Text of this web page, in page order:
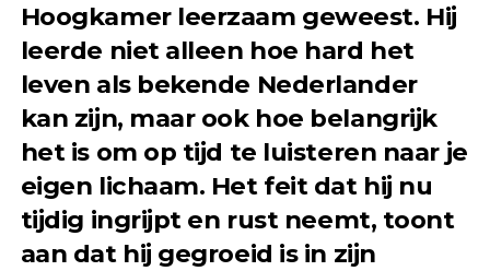
Hoogkamer leerzaam geweest. Hij
leerde niet alleen hoe hard het
leven als bekende Nederlander
kan zijn, maar ook hoe belangrijk
het is om op tijd te luisteren naar je
eigen lichaam. Het feit dat hij nu
tijdig ingrijpt en rust neemt, toont
aan dat hij gegroeid is in zijn